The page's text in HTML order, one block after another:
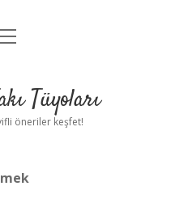
UyarıTüyoları
öneriler keşfet!